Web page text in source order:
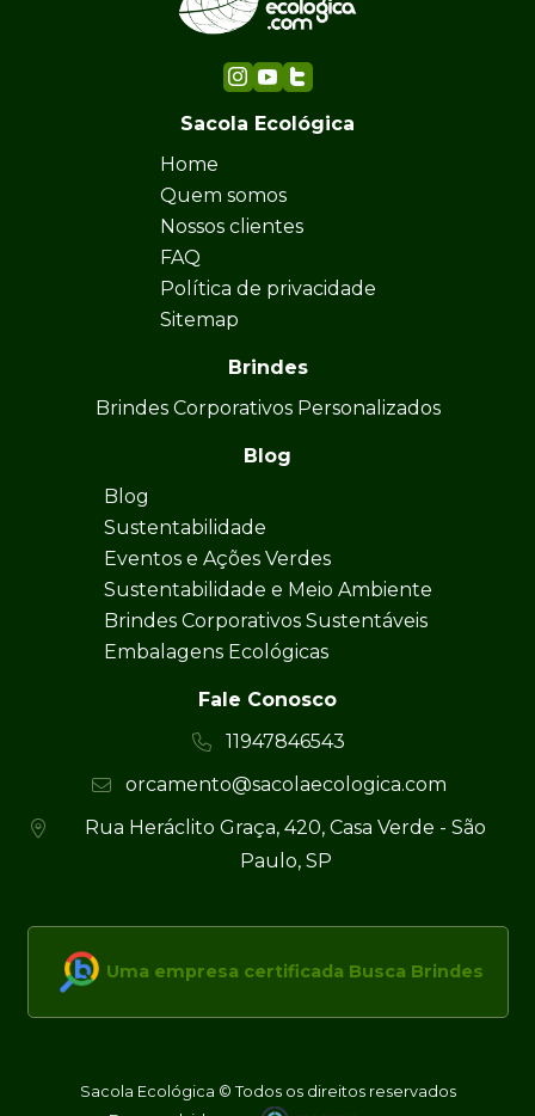
Sacola Ecológica
Home
Quem somos
Nossos clientes
FAQ
Política de privacidade
Sitemap
Brindes
Brindes Corporativos Personalizados
Blog
Blog
Sustentabilidade
Eventos e Ações Verdes
Sustentabilidade e Meio Ambiente
Brindes Corporativos Sustentáveis
Embalagens Ecológicas
Fale Conosco
11947846543
orcamento@sacolaecologica.com
Rua Heráclito Graça, 420, Casa Verde - São
Paulo, SP
Uma empresa certificada Busca Brindes
Sacola Ecológica © Todos os direitos reservados